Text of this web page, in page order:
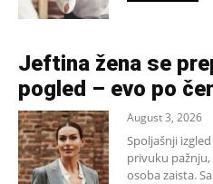
Jeftina žena se
pogled – evo po
August 3, 2026
Spoljašnji
privuku
osoba zaista.